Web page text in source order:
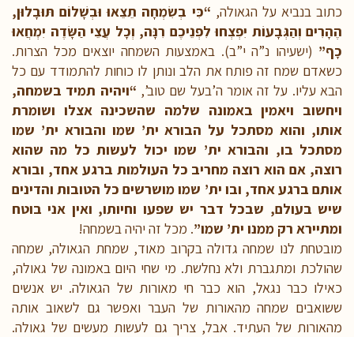
כתוב בנביא על הגאולה, “כִּי בְשִׂמְחָה תֵצֵאוּ וּבְשָׁלוֹם תּוּבָלוּן,
הֶהָרִים וְהַגְּבָעוֹת יִפְצְחוּ לִפְנֵיכֶם רִנָּה, וְכָל עֲצֵי הַשָּׂדֶה יִמְחֲאוּ
כָף” (ישעיהו נ”ה י”ב). באמצעות השמחה יוצאים מכל הצרות.
כשאדם שמח זה פותח את הלב ונותן לו כוחות להתמודד עם כל
הבא עליו. על זה אומר ה’בעל שם טוב’, “ויהיה תמיד בשמחה,
ויחשוב ויאמין באמונה שלמה שהשכינה אצלו ושומרת
אותו, והוא מסתכל על הבורא ית’ שמו והבורא ית’ שמו
מסתכל בו, והבורא ית’ שמו יכול לעשות כל מה שהוא
רוצה, אם הוא רוצה מחריב כל העולמות ברגע אחד, ובורא
אותם ברגע אחד, ובו ית’ שמו מושרשים כל הטובות והדינים
שיש בעולם, שבכל דבר יש שפעו וחיותו, ואין אני בוטח
ומתיירא רק ממנו ית’ שמו”. מכל זה יהיה בשמחה!
מובטחת לנו שמחה גדולה בקרוב מאוד, שמחת הגאולה, שמחה
שהולכת ומתגברת ולא נחלשת. מי שחי היום באמונה של גאולה,
כאילו כבר נגאל, הוא כבר חי מאורות של הגאולה. יש אנשים
ששואבים שמחה מהאורות של העבר ואפשר גם לשאוב אותה
מהאורות של העתיד. אבל, צריך גם לעשות מעשים של גאולה.